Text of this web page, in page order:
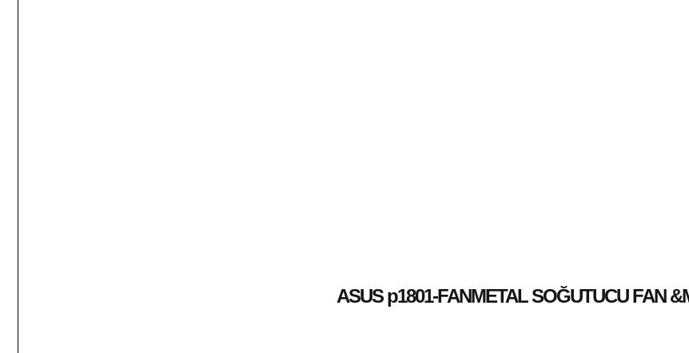
ASUS p1801-FANMETAL SOĞUTUCU FAN